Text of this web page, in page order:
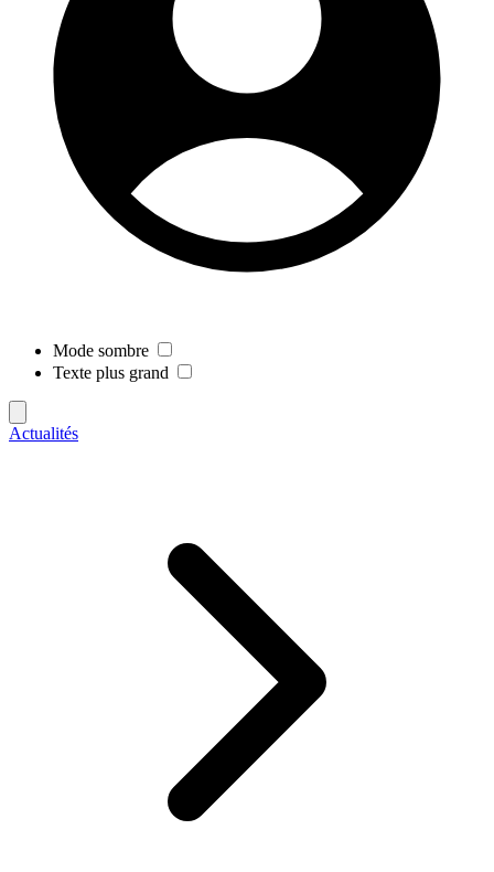
Mode sombre
Texte plus grand
Actualités